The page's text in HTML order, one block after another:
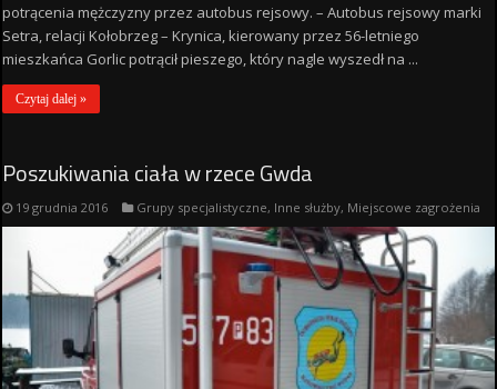
potrącenia mężczyzny przez autobus rejsowy. – Autobus rejsowy marki
Setra, relacji Kołobrzeg – Krynica, kierowany przez 56-letniego
mieszkańca Gorlic potrącił pieszego, który nagle wyszedł na ...
Czytaj dalej »
Poszukiwania ciała w rzece Gwda
19 grudnia 2016 Grupy specjalistyczne, Inne służby, Miejscowe zagrożenia